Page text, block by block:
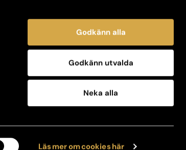
Läs mer om cookies här
Godkänn alla
Godkänn utvalda
Neka alla